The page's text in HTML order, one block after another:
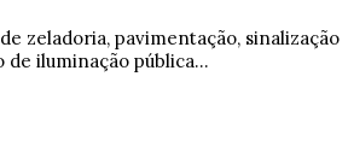
zeladoria, pavimentação, sinalização
iluminação pública...